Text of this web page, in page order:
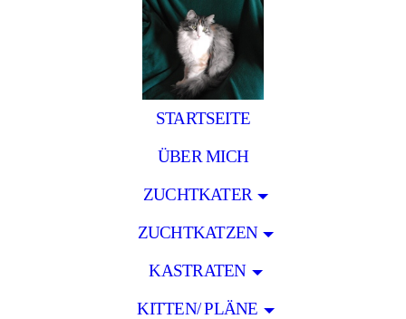
STARTSEITE
ÜBER MICH
ZUCHTKATER
ZUCHTKATZEN
KASTRATEN
KITTEN/ PLÄNE